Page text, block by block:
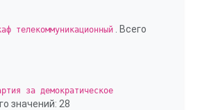
телекоммуникационный . Всего
за демократическое
значений: 28